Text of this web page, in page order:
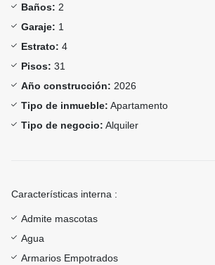
Baños: 2
Garaje: 1
Estrato: 4
Pisos: 31
Año construcción: 2026
Tipo de inmueble: Apartamento
Tipo de negocio: Alquiler
Características interna :
Admite mascotas
Agua
Armarios Empotrados